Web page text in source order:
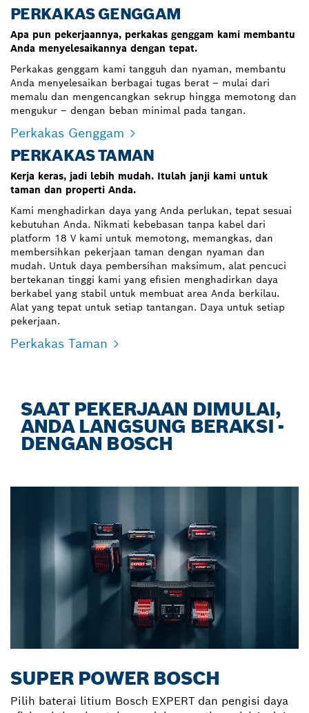
PERKAKAS GENGGAM
Apa pun pekerjaannya, perkakas genggam kami membantu
Anda menyelesaikannya dengan tepat.
Perkakas genggam kami tangguh dan nyaman, membantu
Anda menyelesaikan berbagai tugas berat – mulai dari
memalu dan mengencangkan sekrup hingga memotong dan
mengukur – dengan beban minimal pada tangan.
Perkakas Genggam
PERKAKAS TAMAN
Kerja keras, jadi lebih mudah. Itulah janji kami untuk
taman dan properti Anda.
Kami menghadirkan daya yang Anda perlukan, tepat sesuai
kebutuhan Anda. Nikmati kebebasan tanpa kabel dari
platform 18 V kami untuk memotong, memangkas, dan
membersihkan pekerjaan taman dengan nyaman dan
mudah. Untuk daya pembersihan maksimum, alat pencuci
bertekanan tinggi kami yang efisien menghadirkan daya
berkabel yang stabil untuk membuat area Anda berkilau.
Alat yang tepat untuk setiap tantangan. Daya untuk setiap
pekerjaan.
Perkakas Taman
SAAT PEKERJAAN DIMULAI,
ANDA LANGSUNG BERAKSI -
DENGAN BOSCH
SUPER POWER BOSCH
Pilih baterai litium Bosch EXPERT dan pengisi daya